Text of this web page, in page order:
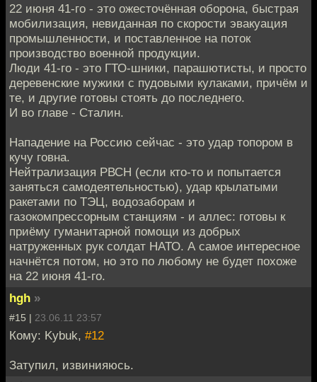
22 июня 41-го - это ожесточённая оборона, быстрая
мобилизация, невиданная по скорости эвакуация
промышленности, и поставленное на поток
производство военной продукции.
Люди 41-го - это ГТО-шники, парашютисты, и просто
деревенские мужики с пудовыми кулаками, причём и
те, и другие готовы стоять до последнего.
И во главе - Сталин.
Нападение на Россию сейчас - это удар топором в
кучу говна.
Нейтрализация РВСН (если кто-то и попытается
заняться самодеятельностью), удар крылатыми
ракетами по ТЭЦ, водозаборам и
газокомпрессорным станциям - и аллес: готовы к
приёму гуманитарной помощи из добрых
натруженных рук солдат НАТО. А самое интересное
начнётся потом, но это по любому не будет похоже
на 22 июня 41-го.
hgh »
#15 | 23.06.11 23:57
Кому: Kybuk, #12
Затупил, извинияюсь.